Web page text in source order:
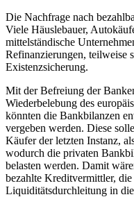
Die Nachfrage nach
Viele Häuslebauer,
mittelständische
Refinanzierungen, teilweise
Existenzsicherung.
Mit der Befreiung der
Wiederbelebung des
könnten die Bankbilanzen
vergeben werden. Diese
Käufer der letzten Instanz,
wodurch die privaten
belasten werden. Damit
bezahlte Kreditvermittler,
Liquiditätsdurchleitung in